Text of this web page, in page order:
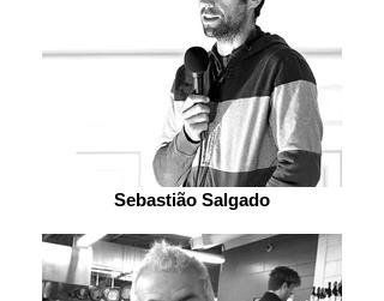
Sebastião Salgado